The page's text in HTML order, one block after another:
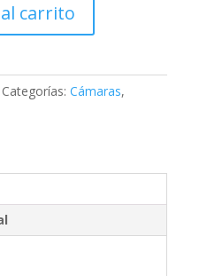
carrito
Categorías: Cámaras,